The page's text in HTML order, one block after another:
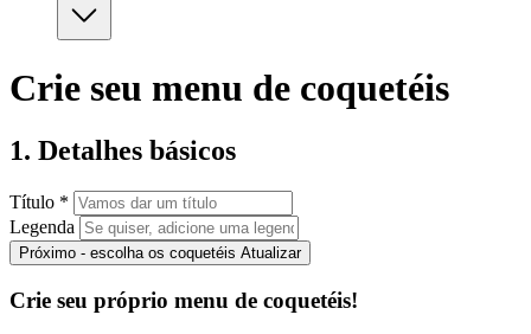
Crie seu menu de coquetéis
1. Detalhes básicos
Título *
Legenda
Próximo - escolha os coquetéis Atualizar
Crie seu próprio menu de coquetéis!